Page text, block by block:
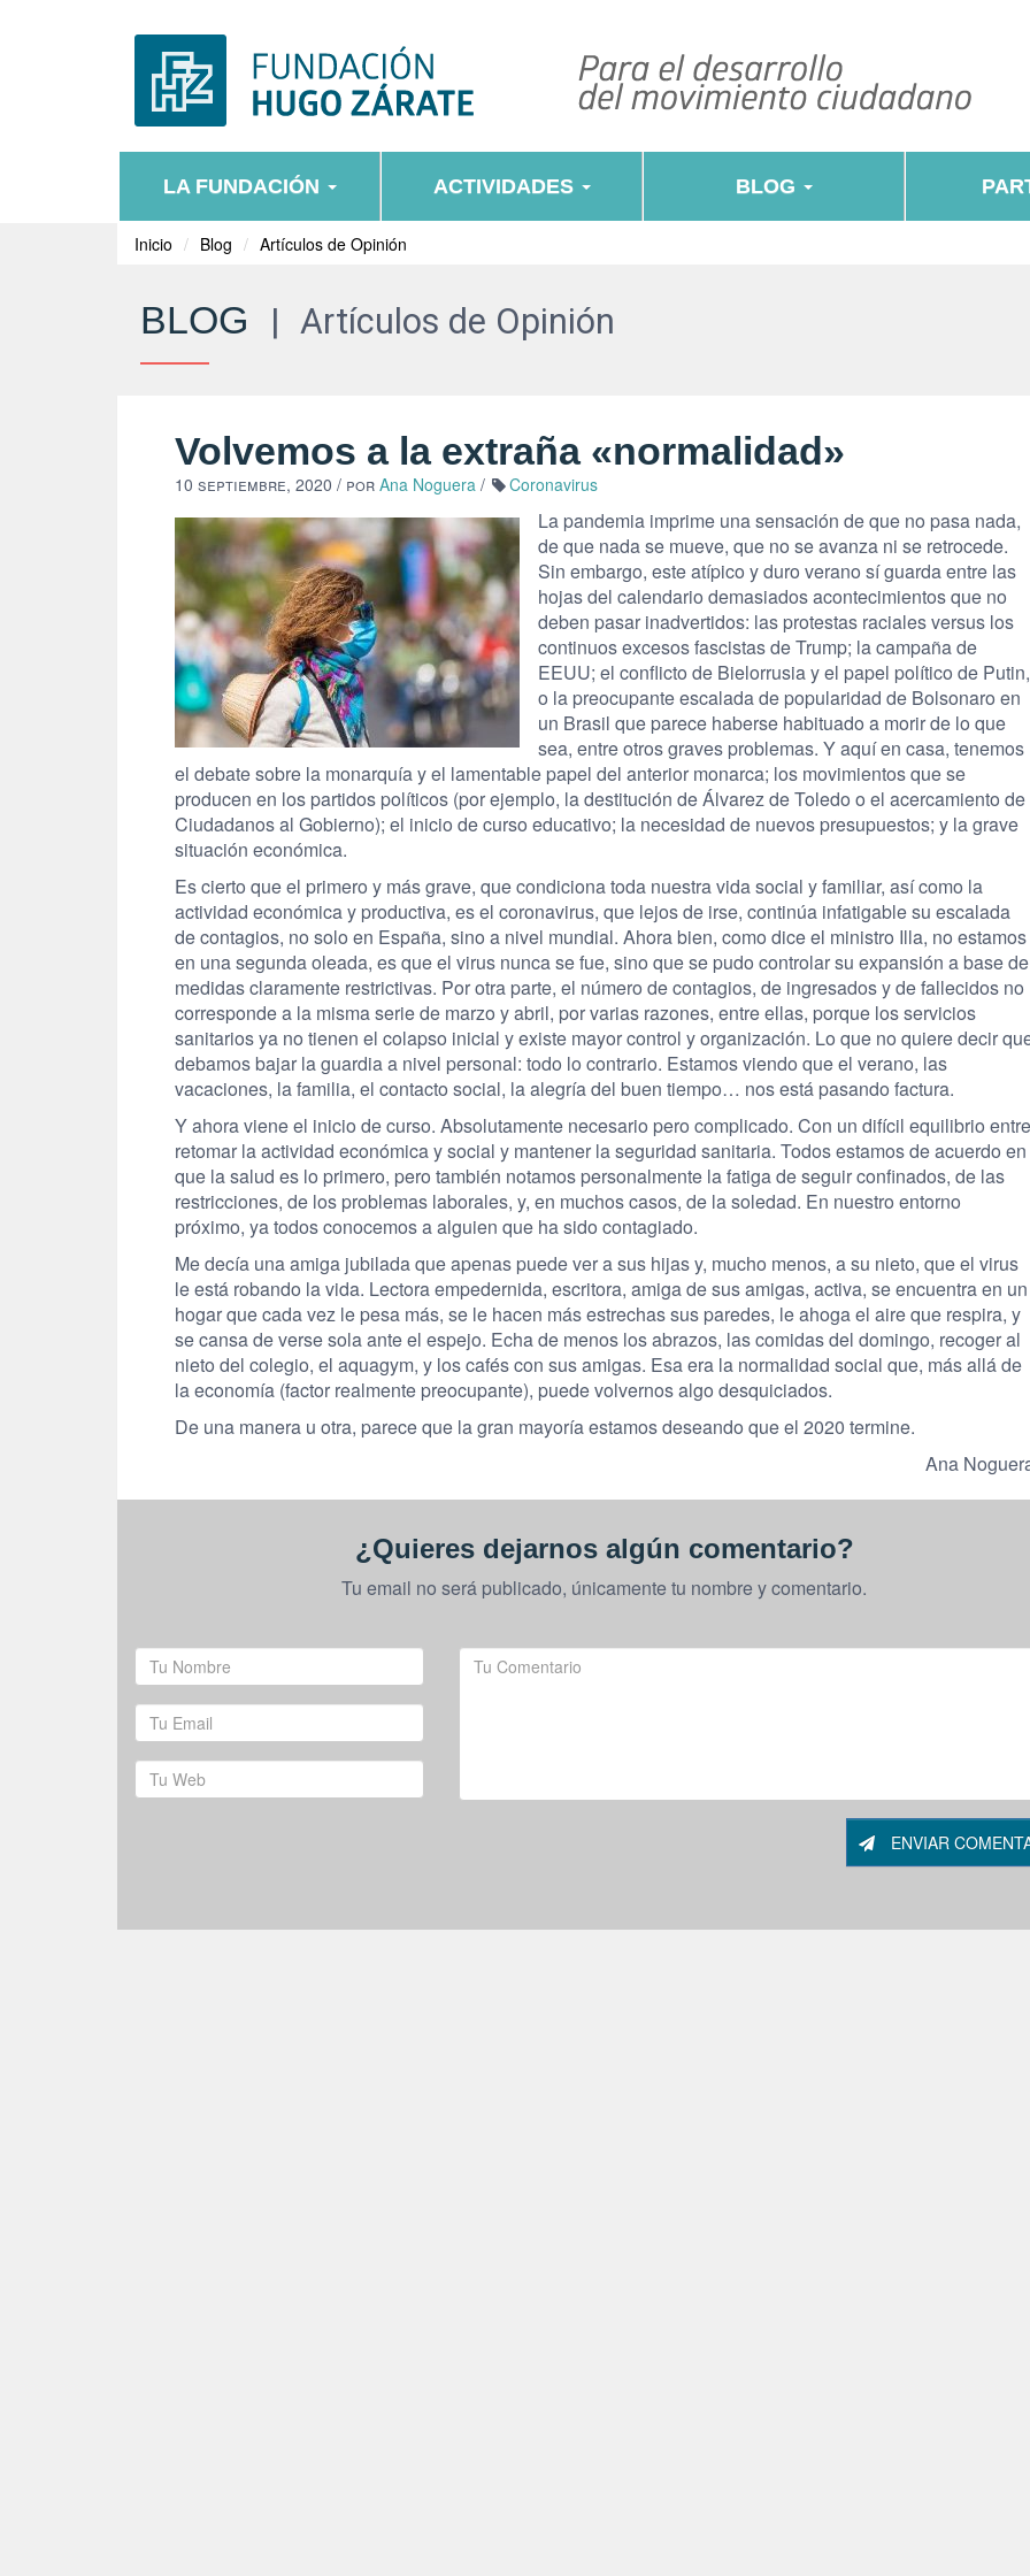
LA FUNDACIÓN ACTIVIDADES BLOG
Inicio Blog Artículos de Opinión
BLOG | Artículos de Opinión
Volvemos a la extraña «normalidad»
10 septiembre, 2020 / por Ana Noguera / Coronavirus
La pandemia imprime una sensación de que no pasa nada,
de que nada se mueve, que no se avanza ni se retrocede.
Sin embargo, este atípico y duro verano sí guarda entre las
hojas del calendario demasiados acontecimientos que no
deben pasar inadvertidos: las protestas raciales versus los
continuos excesos fascistas de Trump; la campaña de
EEUU; el conflicto de Bielorrusia y el papel político de Putin,
o la preocupante escalada de popularidad de Bolsonaro en
un Brasil que parece haberse habituado a morir de lo que
sea, entre otros graves problemas. Y aquí en casa, tenemos
el debate sobre la monarquía y el lamentable papel del anterior monarca; los movimientos que se
producen en los partidos políticos (por ejemplo, la destitución de Álvarez de Toledo o el acercamiento de
Ciudadanos al Gobierno); el inicio de curso educativo; la necesidad de nuevos presupuestos; y la grave
situación económica.
Es cierto que el primero y más grave, que condiciona toda nuestra vida social y familiar, así como la
actividad económica y productiva, es el coronavirus, que lejos de irse, continúa infatigable su escalada
de contagios, no solo en España, sino a nivel mundial. Ahora bien, como dice el ministro Illa, no estamos
en una segunda oleada, es que el virus nunca se fue, sino que se pudo controlar su expansión a base de
medidas claramente restrictivas. Por otra parte, el número de contagios, de ingresados y de fallecidos no
corresponde a la misma serie de marzo y abril, por varias razones, entre ellas, porque los servicios
sanitarios ya no tienen el colapso inicial y existe mayor control y organización. Lo que no quiere decir
debamos bajar la guardia a nivel personal: todo lo contrario. Estamos viendo que el verano, las
vacaciones, la familia, el contacto social, la alegría del buen tiempo… nos está pasando factura.
Y ahora viene el inicio de curso. Absolutamente necesario pero complicado. Con un difícil equilibrio entre
retomar la actividad económica y social y mantener la seguridad sanitaria. Todos estamos de acuerdo en
que la salud es lo primero, pero también notamos personalmente la fatiga de seguir confinados, de las
restricciones, de los problemas laborales, y, en muchos casos, de la soledad. En nuestro entorno
próximo, ya todos conocemos a alguien que ha sido contagiado.
Me decía una amiga jubilada que apenas puede ver a sus hijas y, mucho menos, a su nieto, que el virus
le está robando la vida. Lectora empedernida, escritora, amiga de sus amigas, activa, se encuentra en un
hogar que cada vez le pesa más, se le hacen más estrechas sus paredes, le ahoga el aire que respira, y
se cansa de verse sola ante el espejo. Echa de menos los abrazos, las comidas del domingo, recoger al
nieto del colegio, el aquagym, y los cafés con sus amigas. Esa era la normalidad social que, más allá de
la economía (factor realmente preocupante), puede volvernos algo desquiciados.
De una manera u otra, parece que la gran mayoría estamos deseando que el 2020 termine.
Ana
¿Quieres dejarnos algún comentario?
Tu email no será publicado, únicamente tu nombre y comentario.
ENVIAR